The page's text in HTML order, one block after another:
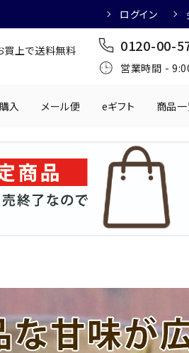
ログイン
上で送料無料 0120-00-
営業時間 -
製品 かわきもの
日本酒におす
1,001円～2,000円 2,001円
入 メール便 eギフト 商品